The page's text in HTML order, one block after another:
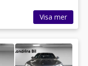
Visa mer